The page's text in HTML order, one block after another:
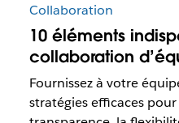
Collaboration
10 éléments
collaboration
Fournissez à votre
stratégies efficaces